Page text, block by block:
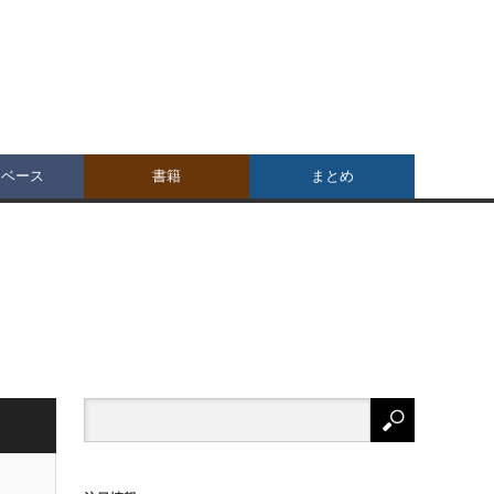
ース 書籍 まとめ